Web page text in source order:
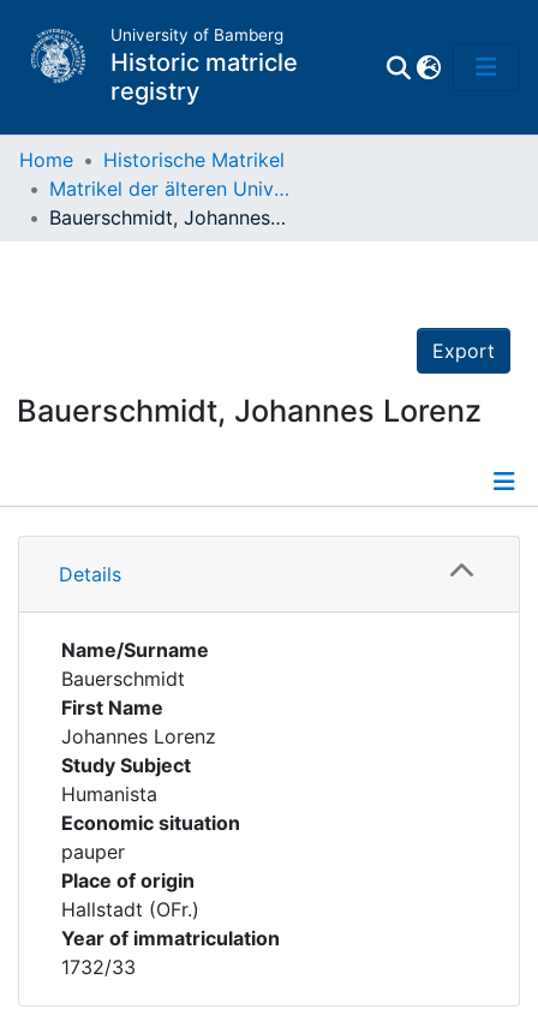
University of Bamberg
Historic matricle
registry
Matrikel
Home
Historische Matrikel
Matrikel der älteren Universität
Bauerschmidt, Johannes Lorenz
Export
Bauerschmidt, Johannes Lorenz
Details
Details
Name/Surname
Bauerschmidt
First Name
Johannes Lorenz
Study Subject
Humanista
Economic situation
pauper
Place of origin
Hallstadt (OFr.)
Year of immatriculation
1732/33